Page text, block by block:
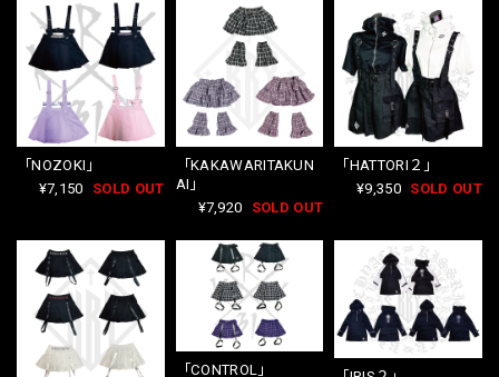
「NOZOKI」
¥7,150
SOLD OUT
「KAKAWARITAKUN
AI」
¥7,920
SOLD OUT
「HATTORI２」
¥9,350 SOLD OUT
「CONTROL」